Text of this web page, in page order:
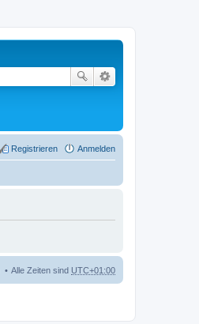
Anmelden
Registrieren
Alle Zeiten sind UTC+01:00